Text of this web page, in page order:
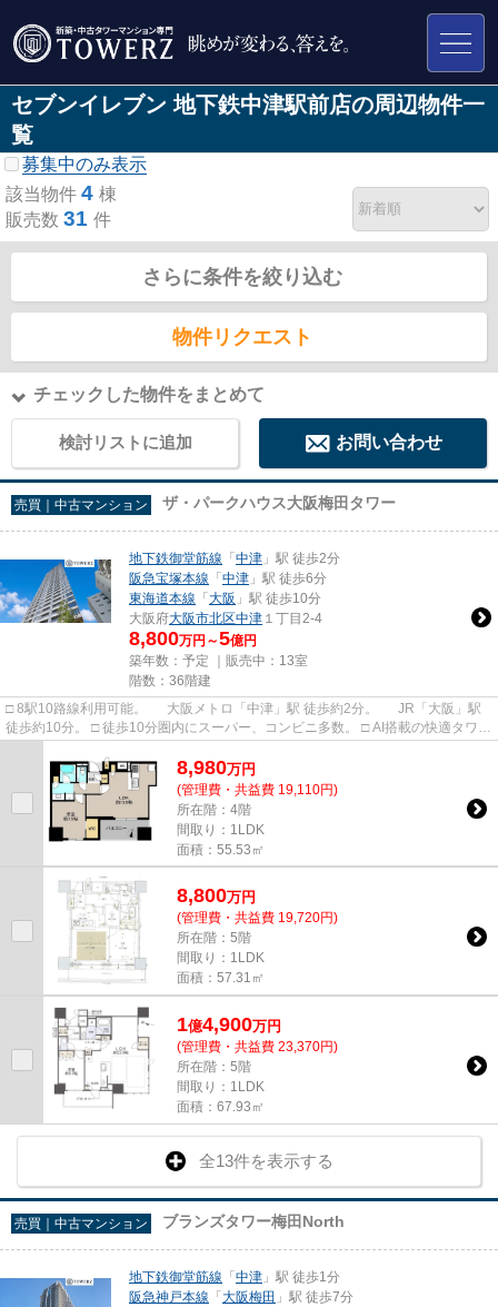
セブンイレブン 地下鉄中津駅前店の周辺物件一
覧
募集中のみ表示
該当物件 4 棟
販売数 31 件
さらに条件を絞り込む
物件リクエスト
チェックした物件をまとめて
検討リストに追加 お問い合わせ
売買｜中古マンション ザ・パークハウス大阪梅田タワー
地下鉄御堂筋線 「 中津 」駅 徒歩2分
阪急宝塚本線 「 中津 」駅 徒歩6分
東海道本線 「 大阪 」駅 徒歩10分
大阪府大阪市北区中津 １丁目2-4
8,800万円～5億円
築年数：予定 ｜販売中： 13室
階数：36階建
□ 8駅10路線利用可能。 大阪メトロ「中津」駅 徒歩約2分。 JR「大阪」駅
徒歩約10分。 □ 徒歩10分圏内にスーパー、コンビニ多数。 □ AI搭載の快適タワー
8,980万円
(管理費・共益費 19,110円)
所在階：4階
間取り：1LDK
面積：55.53㎡
8,800万円
(管理費・共益費 19,720円)
所在階：5階
間取り：1LDK
面積：57.31㎡
1億4,900万円
(管理費・共益費 23,370円)
所在階：5階
間取り：1LDK
面積：67.93㎡
全13件を表示する
売買｜中古マンション ブランズタワー梅田North
地下鉄御堂筋線 「 中津 」駅 徒歩1分
阪急神戸本線 「 大阪梅田 」駅 徒歩7分